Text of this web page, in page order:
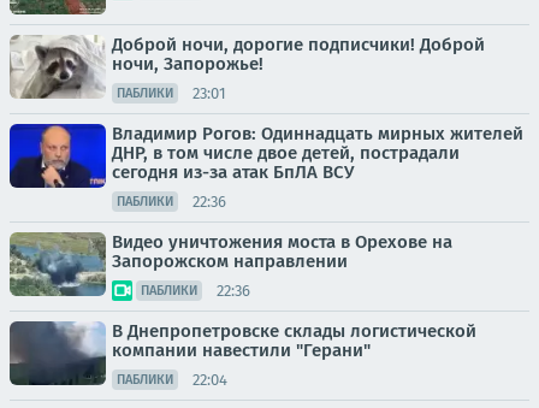
Доброй ночи, дорогие подписчики! Доброй
ночи, Запорожье!
ПАБЛИКИ 23:01
Владимир Рогов: Одиннадцать мирных жителей
ДНР, в том числе двое детей, пострадали
сегодня из-за атак БпЛА ВСУ
ПАБЛИКИ 22:36
Видео уничтожения моста в Орехове на
Запорожском направлении
ПАБЛИКИ 22:36
В Днепропетровске склады логистической
компании навестили "Герани"
ПАБЛИКИ 22:04